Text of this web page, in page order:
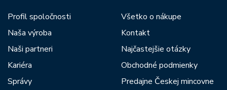
Profil spoločnosti
Naša výroba
Naši partneri
Kariéra
Správy
Všetko o nákupe
Kontakt
Najčastejšie otázky
Obchodné podmienky
Predajne Českej mincovne